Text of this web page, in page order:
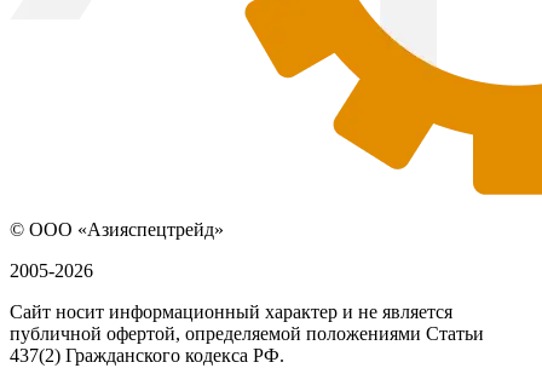
© ООО «Азияспецтрейд»
2005-2026
Сайт носит информационный характер и не является
публичной офертой, определяемой положениями Статьи
437(2) Гражданского кодекса РФ.